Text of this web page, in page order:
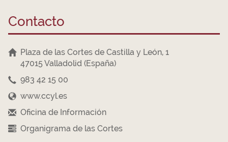
Contacto
Plaza de las Cortes de Castilla y León, 1
47015 Valladolid (España)
983 42 15 00
www.ccyl.es
Oficina de Información
Organigrama de las Cortes